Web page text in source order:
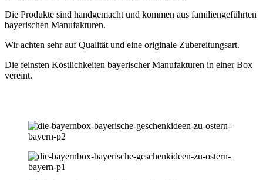
Die Produkte sind handgemacht und kommen aus familiengeführten
bayerischen Manufakturen.
Wir achten sehr auf Qualität und eine originale Zubereitungsart.
Die feinsten Köstlichkeiten bayerischer Manufakturen in einer Box
vereint.